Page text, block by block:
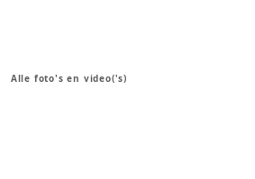
Alle foto's en video('s)